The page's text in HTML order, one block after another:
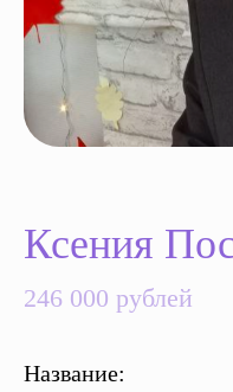
Ксения
246 000 рублей
Название: